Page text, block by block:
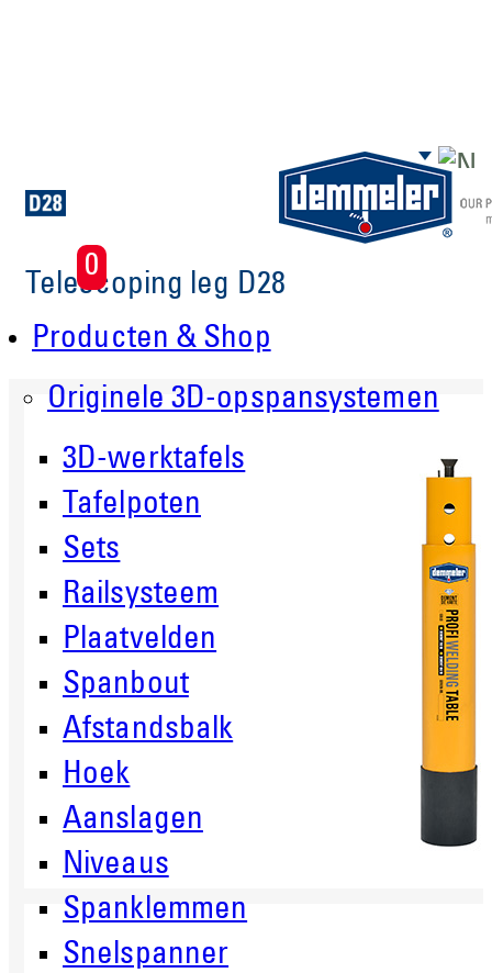
Skip to main content
0
Producten & Shop
Originele 3D-opspansystemen
3D-werktafels
Tafelpoten
Sets
Railsysteem
Plaatvelden
Spanbout
Afstandsbalk
Hoek
Aanslagen
Niveaus
Spanklemmen
Snelspanner
Telescoping leg D28